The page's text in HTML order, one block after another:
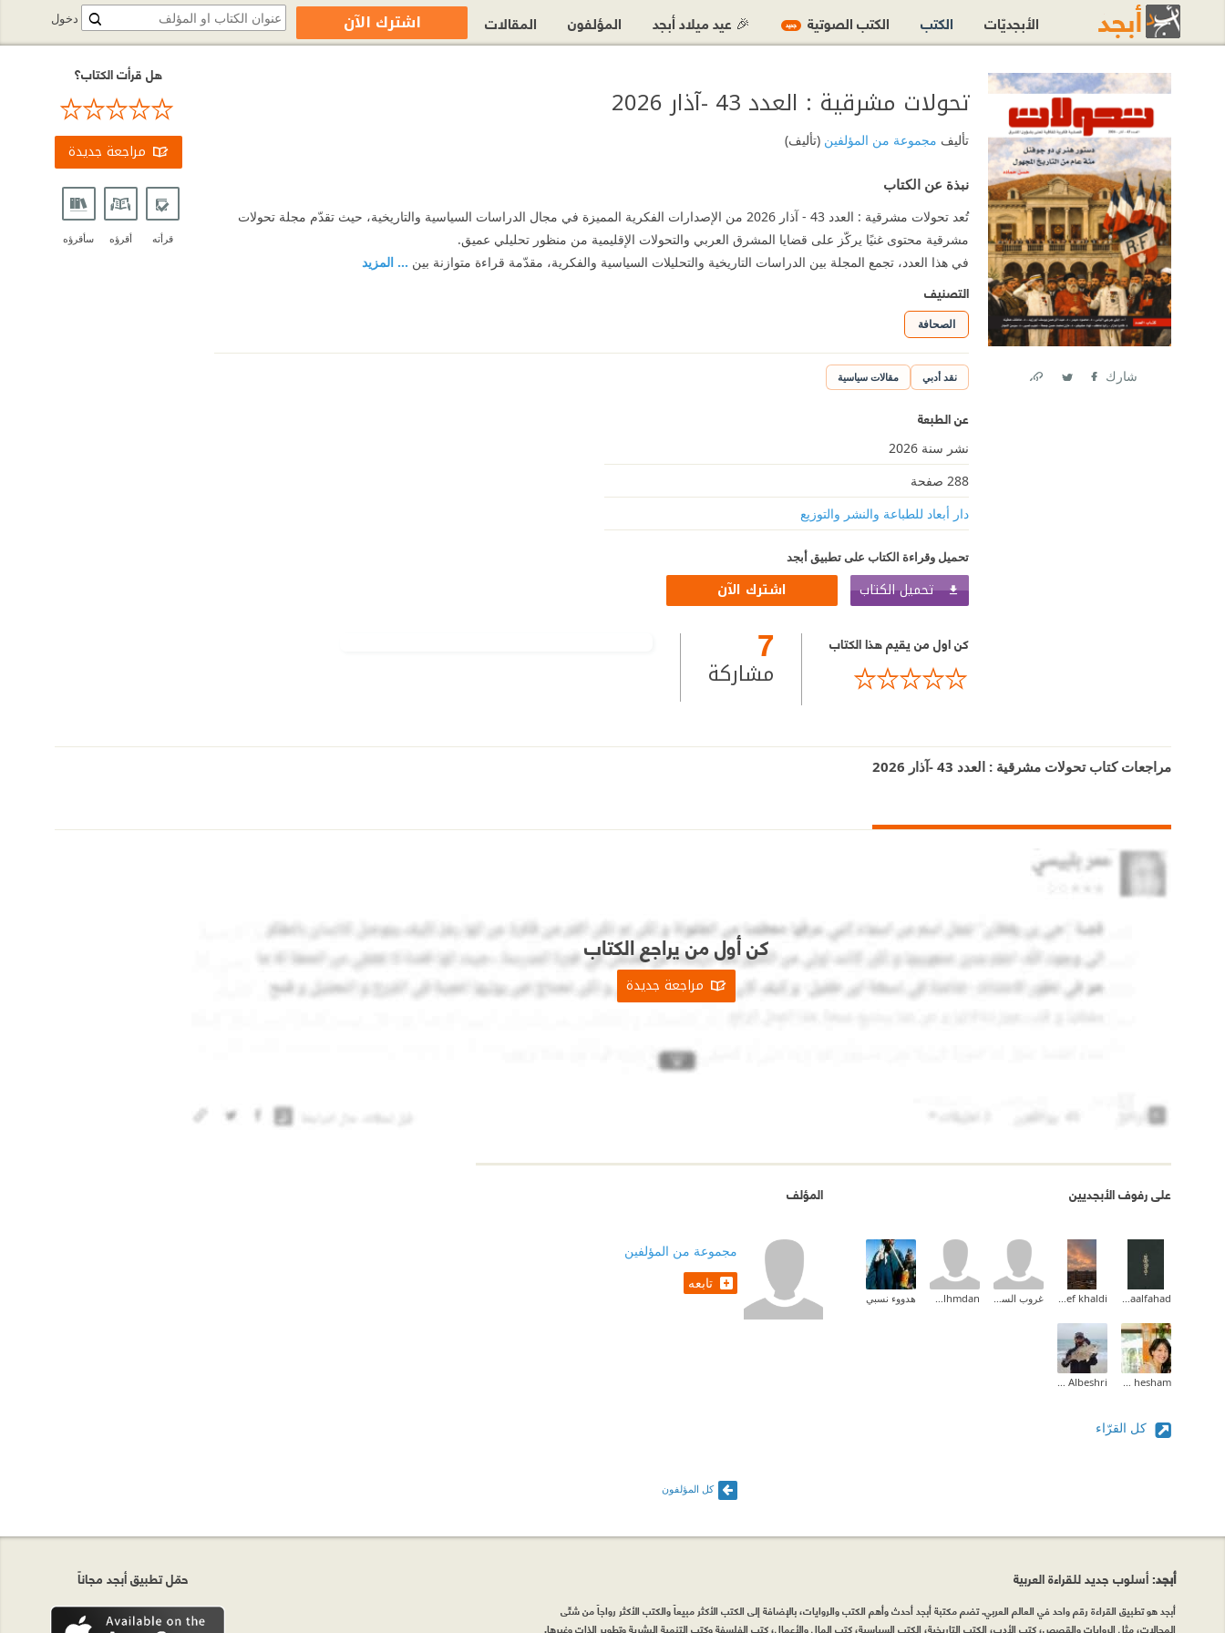
شارك
تحولات مشرقية : العدد 43 -آذار 2026
تأليف مجموعة من المؤلفين(تأليف)
نبذة عن الكتاب
تُعد تحولات مشرقية : العدد 43 - آذار 2026 من الإصدارات الفكرية المميزة في مجال الدراسات السياسية والتاريخية، حيث تقدّم مجلة تحولات
مشرقية محتوى غنيًا يركّز على قضايا المشرق العربي والتحولات الإقليمية من منظور تحليلي عميق.
في هذا العدد، تجمع المجلة بين الدراسات التاريخية والتحليلات السياسية والفكرية، مقدّمة قراءة متوازنة بين ... المزيد
التصنيف
الصحافة
نقد أدبي مقالات سياسية
عن الطبعة
نشر سنة 2026
288 صفحة
دار أبعاد للطباعة والنشر والتوزيع
تحميل وقراءة الكتاب على تطبيق أبجد
تحميل الكتاب اشترك الآن
كن اول من يقيم هذا الكتاب 7
مشاركة
هل قرأت الكتاب؟
مراجعة جديدة
قرأته أقرؤه سأقرؤه
مراجعات كتاب تحولات مشرقية : العدد 43 -آذار 2026
كن أول من يراجع الكتاب
مراجعة جديدة
على رفوف الأبجديين
Asmaalfahad
Asef khaldi غروب السوالقة Hassan Alhmdan هدووء نسبي
ola hesham
Ali Albeshri
كل القرّاء
المؤلف
مجموعة من المؤلفين
تابعه
كل المؤلفون
دخول الأبجديّات الكتب الكتب الصوتية جديد 🎉 عيد ميلاد أبجد المؤلفون المقالات اشترك الآن
حمّل تطبيق أبجد مجاناً أبجد: أسلوب جديد للقراءة العربية
أبجد هو تطبيق القراءة رقم واحد في العالم العربي. تضم مكتبة أبجد أحدث وأهم الكتب والروايات، بالإضافة إلى الكتب الأكثر مبيعاً والكتب الأكثر رواجاً من شتّى
المجالات، مثل الروايات والقصص، كتب الأدب، الكتب التاريخية، الكتب السياسية، كتب المال والأعمال، كتب الفلسفة وكتب التنمية البشرية وتطوير الذات وغيرها.